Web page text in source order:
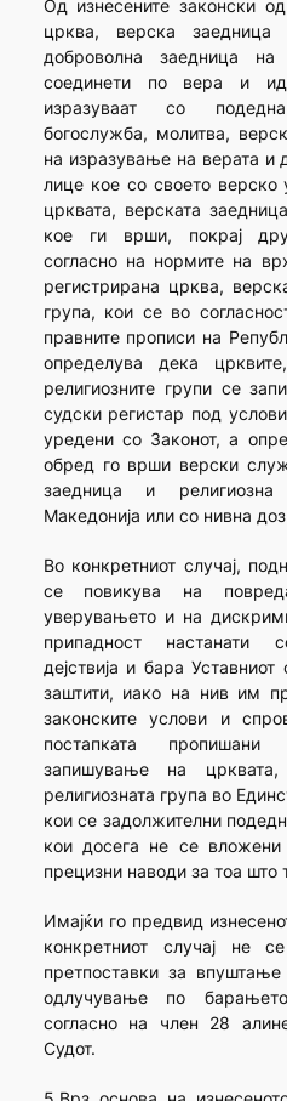
Од изнесените законски
црква, верска
доброволна заедница
соединети по вера и
изразуваат со
богослужба, молитва,
на изразување на верата и
лице кое со своето верско
црквата, верската
кое ги врши, покрај
согласно на нормите на
регистрирана црква,
група, кои се во
правните прописи на
определува дека
религиозните групи се
судски регистар под
уредени со Законот, а
обред го врши верски
заедница и
Македонија или со нивна
Во конкретниот случај,
се повикува на
уверувањето и на
припадност настанати
дејствија и бара
заштити, иако на нив им
законските услови и
постапката
запишување на
религиозната група во
кои се задолжителни
кои досега не се
прецизни наводи за тоа што
Имајќи го предвид
конкретниот случај не
претпоставки за
одлучување по
согласно на член 28
Судот.